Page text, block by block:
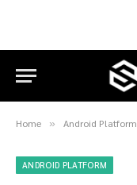
Home » Android Platform
ANDROID PLATFORM